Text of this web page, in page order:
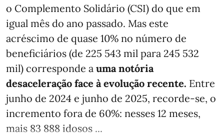
o Complemento Solidário (CSI) do que em
igual mês do ano passado. Mas este
acréscimo de quase 10% no número de
beneficiários (de 225 543 mil para 245 532
mil) corresponde a uma notória
desaceleração face à evolução recente. Entre
junho de 2024 e junho de 2025, recorde-se, o
incremento fora de 60%: nesses 12 meses,
mais 83 888 idosos ...